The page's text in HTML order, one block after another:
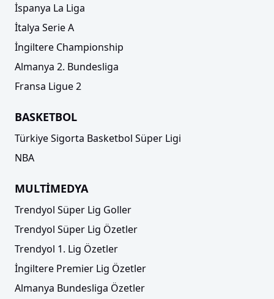
İspanya La Liga
İtalya Serie A
İngiltere Championship
Almanya 2. Bundesliga
Fransa Ligue 2
BASKETBOL
Türkiye Sigorta Basketbol Süper Ligi
NBA
MULTİMEDYA
Trendyol Süper Lig Goller
Trendyol Süper Lig Özetler
Trendyol 1. Lig Özetler
İngiltere Premier Lig Özetler
Almanya Bundesliga Özetler